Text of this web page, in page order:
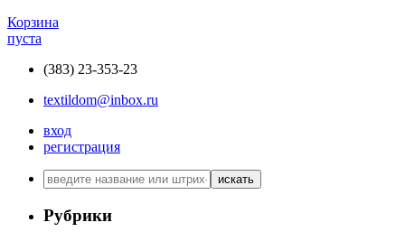
Корзина
пуста
(383) 23-353-23
textildom@inbox.ru
вход
регистрация
искать
Рубрики